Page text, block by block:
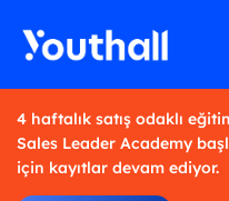
4 haftalık satış odaklı
Sales Leader Academy
için kayıtlar devam ediyor.